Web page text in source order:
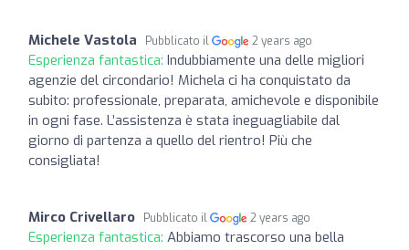
Michele Vastola Pubblicato il 2 years ago
Esperienza fantastica: Indubbiamente una delle migliori
agenzie del circondario! Michela ci ha conquistato da
subito: professionale, preparata, amichevole e disponibile
in ogni fase. L’assistenza è stata ineguagliabile dal
giorno di partenza a quello del rientro! Più che
consigliata!
Mirco Crivellaro Pubblicato il 2 years ago
Esperienza fantastica: Abbiamo trascorso una bella